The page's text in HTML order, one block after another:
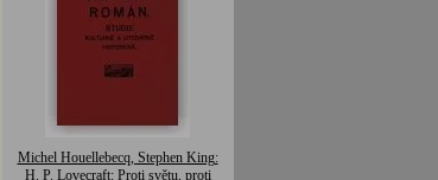
Michel Houellebecq, Stephen King:
H. P. Lovecraft: Proti světu, proti